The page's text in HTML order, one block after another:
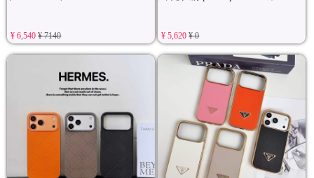
¥ 6,540¥ 7140 ¥ 5,620¥ 0